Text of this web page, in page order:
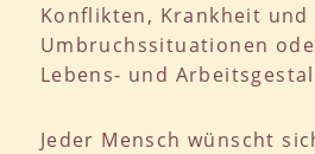
Konflikten, Krankheit und
Umbruchssituationen
Lebens- und
Jeder Mensch wünscht